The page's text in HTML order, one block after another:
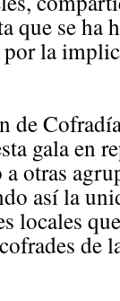
que se ha
la
de
gala en
otras
así la
locales
de